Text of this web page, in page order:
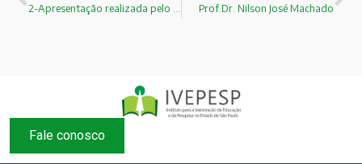
Prof.Dr. Nilson José Machado
Fale conosco